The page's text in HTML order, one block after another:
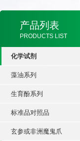
产品列表
PRODUCTS LIST
化学试剂
藻油系列
生育酚系列
标准品对照品
玄参或非洲魔鬼爪